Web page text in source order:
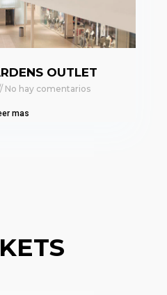
OUTLET
No hay comentarios
mas